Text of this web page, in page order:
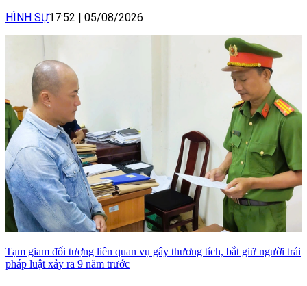
HÌNH SỰ17:52 | 05/08/2026
Tạm giam đối tượng liên quan vụ gây thương tích, bắt giữ người trái
pháp luật xảy ra 9 năm trước